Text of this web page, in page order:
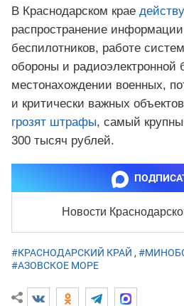
В Краснодарском крае
распространение информации
беспилотников, работе
обороны и радиоэлектронной
местонахождении военных,
и критически важных
грозят штрафы, самый
300 тысяч рублей.
Новости
#КРАСНОДАРСКИЙ КРАЙ ,
#АЗОВСКОЕ МОРЕ